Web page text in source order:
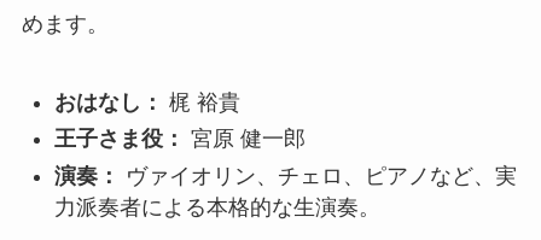
めます。
おはなし： 梶 裕貴
王子さま役： 宮原 健一郎
演奏：
ヴァイオリン、チェロ、ピアノなど、実
力派奏者による本格的な生演奏。